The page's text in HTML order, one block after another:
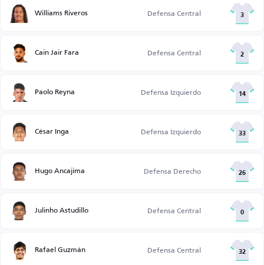
Williams Riveros Defensa Central 3
Cain Jair Fara Defensa Central 2
Paolo Reyna Defensa Izquierdo 14
César Inga Defensa Izquierdo 33
Hugo Ancajima Defensa Derecho 26
Julinho Astudillo Defensa Central 0
Rafael Guzmán Defensa Central 32